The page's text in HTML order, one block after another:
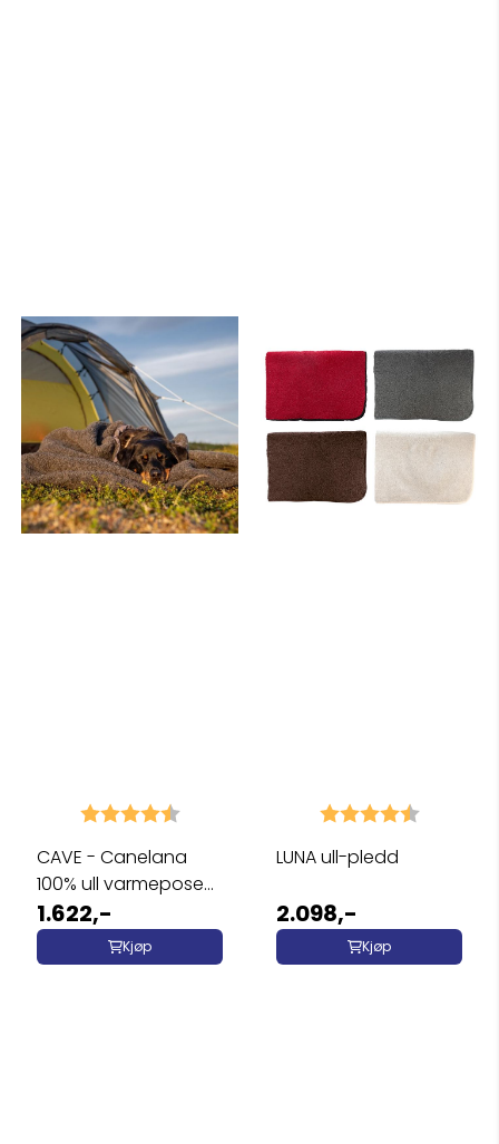
Karakter: 4.8 av 5 mulige
CAVE - Canelana
100% ull varmepose
hund
1.622,-
Kjøp
Karakter: 4.9 av 5
LUNA ull-pledd
2.098,-
Kjøp